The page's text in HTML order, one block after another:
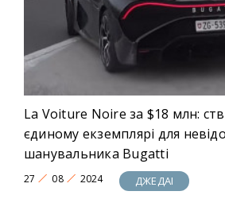
La Voiture Noire за $18 млн:
єдиному екземплярі для
шанувальника Bugatti
27 08 2024 ДЖЕДАІ